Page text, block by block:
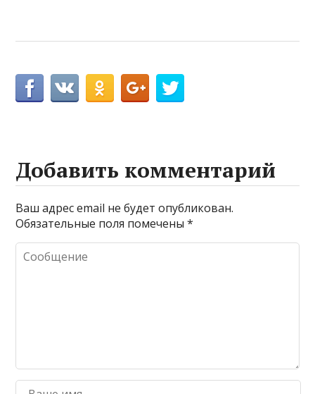
Добавить комментарий
Ваш адрес email не будет опубликован.
Обязательные поля помечены*